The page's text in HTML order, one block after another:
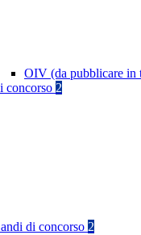
OIV (da pubblicare in
concorso 2
di concorso 2